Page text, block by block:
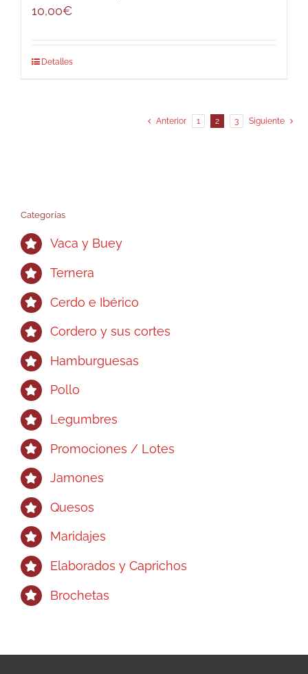
10,00€
Detalles
Anterior 1 2 3 Siguiente
Categorías
Vaca y Buey
Ternera
Cerdo e Ibérico
Cordero y sus cortes
Hamburguesas
Pollo
Legumbres
Promociones / Lotes
Jamones
Quesos
Maridajes
Elaborados y Caprichos
Brochetas